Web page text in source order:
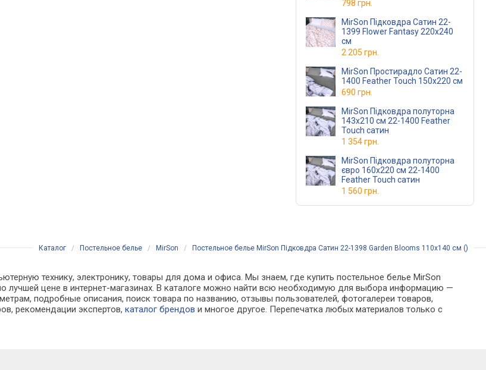
798 грн.
MirSon Підковдра Сатин 22-
1399 Flower Fantasy 220х240
см
2 205 грн.
MirSon Простирадло Сатин 22-
1400 Feather Touch 150х220 см
690 грн.
MirSon Підковдра полуторна
143x210 см 22-1400 Feather
Touch сатин
1 354 грн.
MirSon Підковдра полуторна
євро 160x220 см 22-1400
Feather Touch сатин
1 560 грн.
Каталог / Постельное белье / MirSon / Постельное белье MirSon Підковдра Сатин 22-1398 Garden Blooms 110х140 см ()
технику, электронику, товары для дома и офиса. Мы знаем, где купить постельное белье MirSon
лучшей цене в интернет-магазинах. В каталоге можно найти всю необходимую для выбора информацию —
подробные описания, поиск товара по названию, отзывы пользователей, фотогалереи товаров,
рекомендации экспертов,каталог брендов и многое другое. Перепечатка любых материалов только с